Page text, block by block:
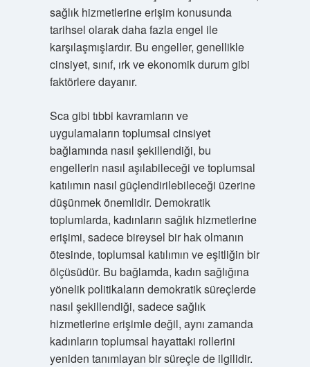
sağlık hizmetlerine erişim konusunda
tarihsel olarak daha fazla engel ile
karşılaşmışlardır. Bu engeller, genellikle
cinsiyet, sınıf, ırk ve ekonomik durum gibi
faktörlere dayanır.
Sca gibi tıbbi kavramların ve
uygulamaların toplumsal cinsiyet
bağlamında nasıl şekillendiği, bu
engellerin nasıl aşılabileceği ve toplumsal
katılımın nasıl güçlendirilebileceği üzerine
düşünmek önemlidir. Demokratik
toplumlarda, kadınların sağlık hizmetlerine
erişimi, sadece bireysel bir hak olmanın
ötesinde, toplumsal katılımın ve eşitliğin bir
ölçüsüdür. Bu bağlamda, kadın sağlığına
yönelik politikaların demokratik süreçlerde
nasıl şekillendiği, sadece sağlık
hizmetlerine erişimle değil, aynı zamanda
kadınların toplumsal hayattaki rollerini
yeniden tanımlayan bir süreçle de ilgilidir.